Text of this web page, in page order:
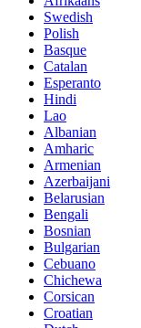
Swedish
Polish
Basque
Catalan
Esperanto
Hindi
Lao
Albanian
Amharic
Armenian
Azerbaijani
Belarusian
Bengali
Bosnian
Bulgarian
Cebuano
Chichewa
Corsican
Croatian